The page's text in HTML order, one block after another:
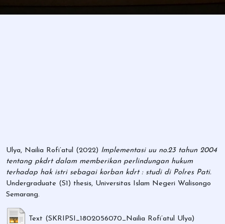
Ulya, Nailia Rofi’atul (2022) Implementasi uu no.23 tahun 2004
tentang pkdrt dalam memberikan perlindungan hukum
terhadap hak istri sebagai korban kdrt : studi di Polres Pati.
Undergraduate (S1) thesis, Universitas Islam Negeri Walisongo
Semarang.
Text (SKRIPSI_1802056070_Nailia Rofi’atul Ulya)